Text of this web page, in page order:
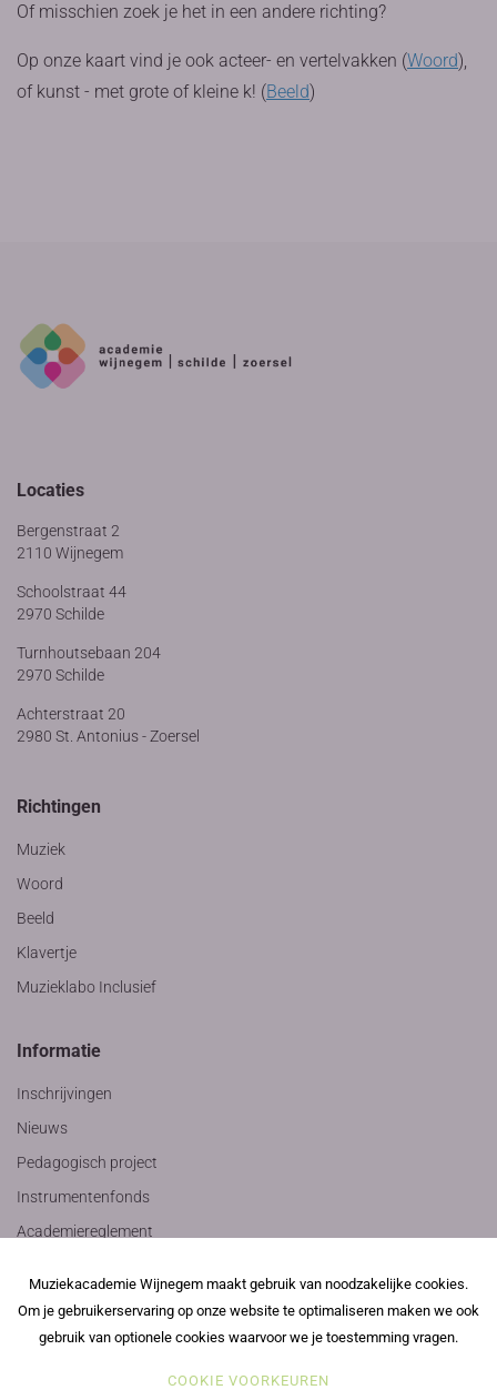
Of misschien zoek je het in een andere richting?
Op onze kaart vind je ook acteer- en vertelvakken (Woord),
of kunst - met grote of kleine k! (Beeld)
Locaties
Bergenstraat 2
2110 Wijnegem
Schoolstraat 44
2970 Schilde
Turnhoutsebaan 204
2970 Schilde
Achterstraat 20
2980 St. Antonius - Zoersel
Richtingen
Muziek
Woord
Beeld
Klavertje
Muzieklabo Inclusief
Informatie
Inschrijvingen
Nieuws
Pedagogisch project
Instrumentenfonds
Academiereglement
Contact
Muziekacademie Wijnegem maakt gebruik van noodzakelijke cookies.
Om je gebruikerservaring op onze website te optimaliseren maken we ook
gebruik van optionele cookies waarvoor we je toestemming vragen.
COOKIE VOORKEUREN